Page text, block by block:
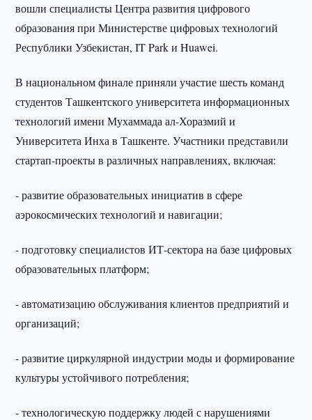
вошли специалисты Центра развития цифрового
образования при Министерстве цифровых технологий
Республики Узбекистан, IT Park и Huawei.
В национальном финале приняли участие шесть команд
студентов Ташкентского университета информационных
технологий имени Мухаммада ал-Хоразмий и
Университета Инха в Ташкенте. Участники представили
стартап-проекты в различных направлениях, включая:
- развитие образовательных инициатив в сфере
аэрокосмических технологий и навигации;
- подготовку специалистов ИТ-сектора на базе цифровых
образовательных платформ;
- автоматизацию обслуживания клиентов предприятий и
организаций;
- развитие циркулярной индустрии моды и формирование
культуры устойчивого потребления;
- технологическую поддержку людей с нарушениями